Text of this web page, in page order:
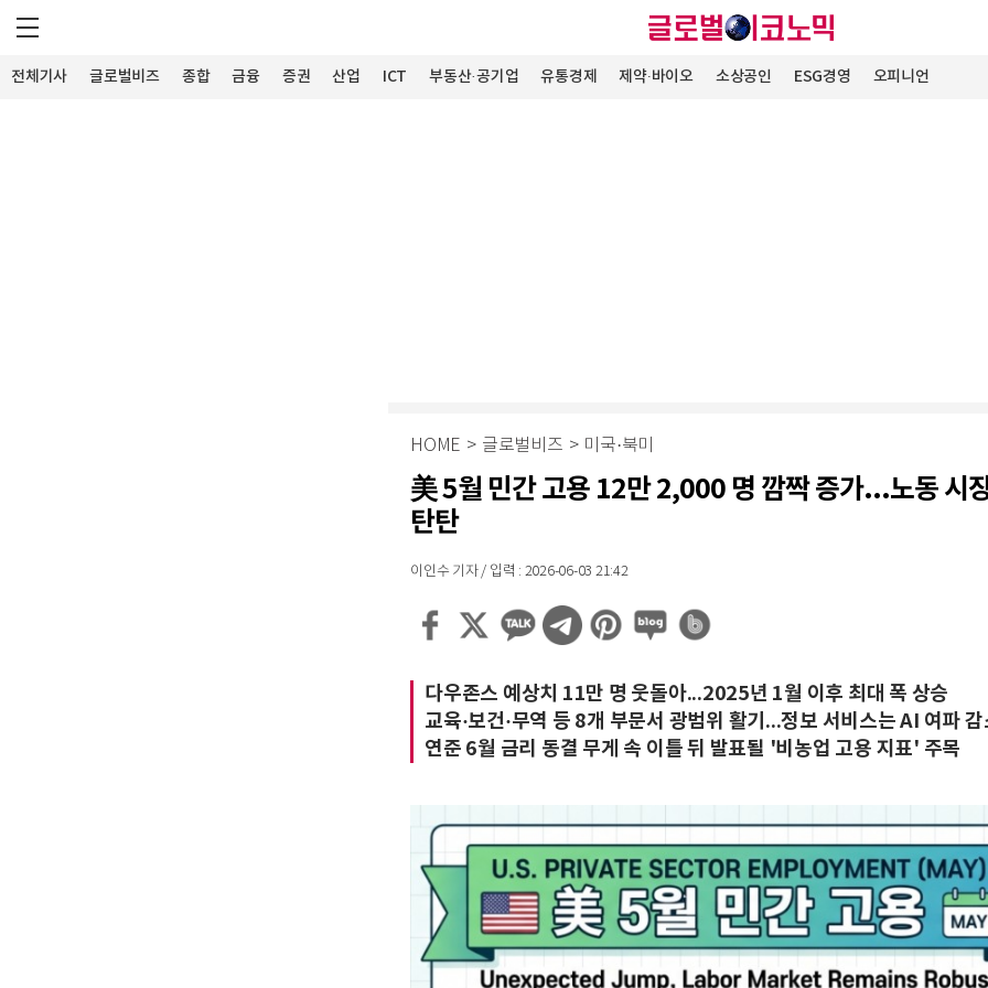
전체기사 글로벌비즈 종합 금융 증권 산업 ICT 부동산·공기업 유통경제 제약∙바이오 소상공인 ESG경영 오피니언
HOME > 글로벌비즈 > 미국·북미
美 5월 민간 고용 12만 2,000 명 깜짝 증가...노동 시
탄탄
이인수 기자 / 입력 : 2026-06-03 21:42
다우존스 예상치 11만 명 웃돌아...2025년 1월 이후 최대 폭 상승
교육·보건·무역 등 8개 부문서 광범위 활기...정보 서비스는 AI 여파 감
연준 6월 금리 동결 무게 속 이틀 뒤 발표될 '비농업 고용 지표' 주목